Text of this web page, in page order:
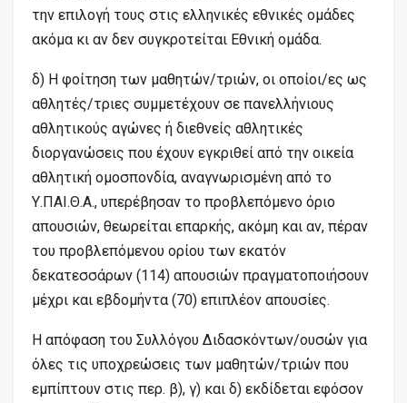
την επιλογή τους στις ελληνικές εθνικές ομάδες
ακόμα κι αν δεν συγκροτείται Εθνική ομάδα.
δ) Η φοίτηση των μαθητών/τριών, οι οποίοι/ες ως
αθλητές/τριες συμμετέχουν σε πανελλήνιους
αθλητικούς αγώνες ή διεθνείς αθλητικές
διοργανώσεις που έχουν εγκριθεί από την οικεία
αθλητική ομοσπονδία, αναγνωρισμένη από το
Υ.ΠΑΙ.Θ.Α., υπερέβησαν το προβλεπόμενο όριο
απουσιών, θεωρείται επαρκής, ακόμη και αν, πέραν
του προβλεπόμενου ορίου των εκατόν
δεκατεσσάρων (114) απουσιών πραγματοποιήσουν
μέχρι και εβδομήντα (70) επιπλέον απουσίες.
Η απόφαση του Συλλόγου Διδασκόντων/ουσών για
όλες τις υποχρεώσεις των μαθητών/τριών που
εμπίπτουν στις περ. β), γ) και δ) εκδίδεται εφόσον